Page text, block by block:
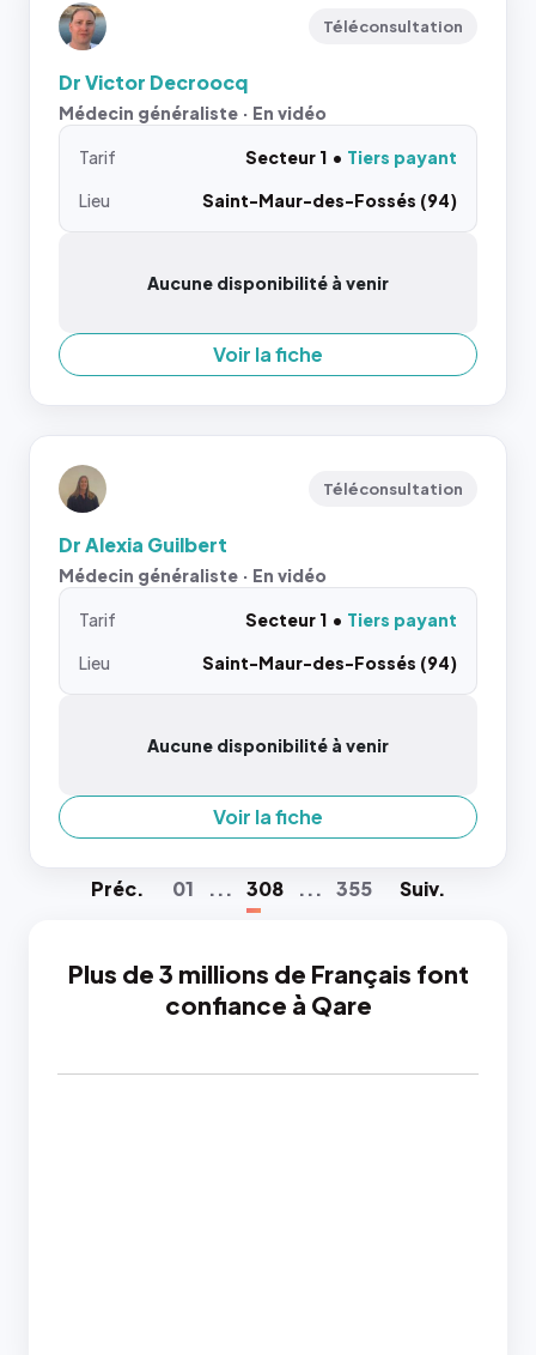
Téléconsultation
Dr Victor Decroocq
Médecin généraliste · En vidéo
Tarif Secteur 1
Tiers payant
Lieu
Saint-Maur-des-Fossés (94)
Aucune disponibilité à venir
Voir la fiche
Téléconsultation
Dr Alexia Guilbert
Médecin généraliste · En vidéo
Tarif Secteur 1
Tiers payant
Lieu
Saint-Maur-des-Fossés (94)
Aucune disponibilité à venir
Voir la fiche
Préc. 01 ... 308 ... 355 Suiv.
Plus de 3 millions de Français font
confiance à Qare